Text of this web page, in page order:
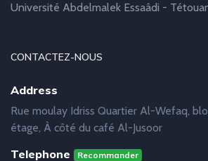
Université Abdelmalek Essaâdi -
CONTACTEZ-NOUS
Address
Rue moulay Idriss Quartier Al-Wefaq,
étage, À côté du café Al-Jusoor
Telephone Recommander